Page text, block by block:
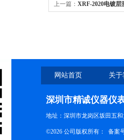
上一篇： XRF-2020电镀层
网站首页 关
深圳市精诚仪器仪
地址：深圳市龙岗区坂田五
©2026 公司版权所有： 备案